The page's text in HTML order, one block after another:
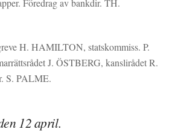
Föredrag av bankdir. TH.
H. HAMILTON, statskommiss. P.
J. ÖSTBERG, kanslirådet R.
S. PALME.
12 april.